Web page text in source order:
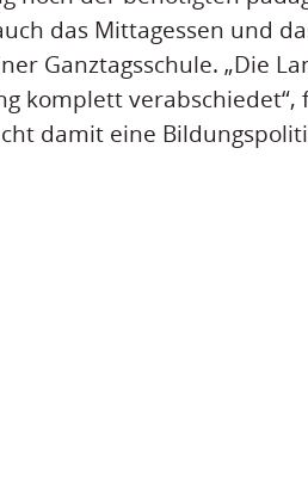
das Mittagessen und
Ganztagsschule. „Die
komplett verabschiedet“,
damit eine